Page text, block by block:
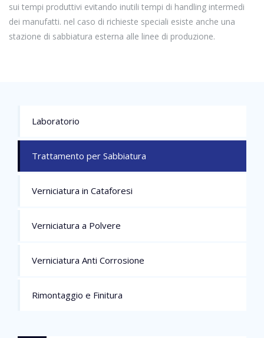
sui tempi produttivi evitando inutili tempi di handling intermedi
dei manufatti. nel caso di richieste speciali esiste anche una
stazione di sabbiatura esterna alle linee di produzione.
Laboratorio
Trattamento per Sabbiatura
Verniciatura in Cataforesi
Verniciatura a Polvere
Verniciatura Anti Corrosione
Rimontaggio e Finitura